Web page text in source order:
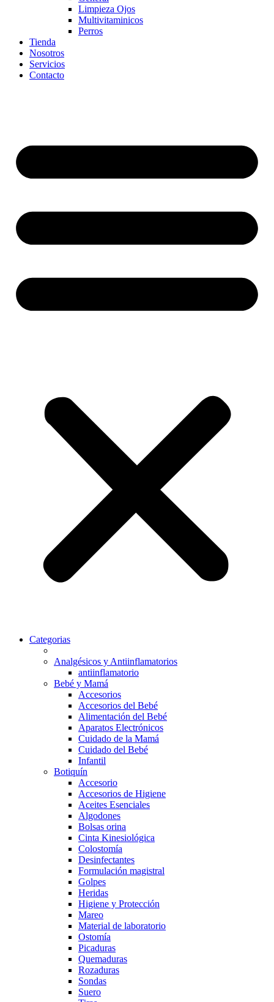
Limpieza Ojos
Multivitaminicos
Perros
Tienda
Nosotros
Servicios
Contacto
Categorias
Analgésicos y Antiinflamatorios
antiinflamatorio
Bebé y Mamá
Accesorios
Accesorios del Bebé
Alimentación del Bebé
Aparatos Electrónicos
Cuidado de la Mamá
Cuidado del Bebé
Infantil
Botiquín
Accesorio
Accesorios de Higiene
Aceites Esenciales
Algodones
Bolsas orina
Cinta Kinesiológica
Colostomía
Desinfectantes
Formulación magistral
Golpes
Heridas
Higiene y Protección
Mareo
Material de laboratorio
Ostomía
Picaduras
Quemaduras
Rozaduras
Sondas
Suero